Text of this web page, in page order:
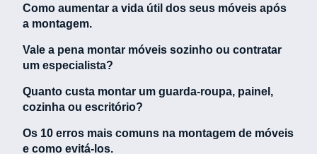
Como aumentar a vida útil dos seus móveis após
a montagem.
Vale a pena montar móveis sozinho ou contratar
um especialista?
Quanto custa montar um guarda-roupa, painel,
cozinha ou escritório?
Os 10 erros mais comuns na montagem de móveis
e como evitá-los.